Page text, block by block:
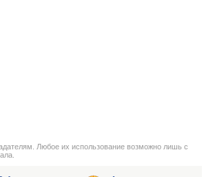
Любое их использование возможно лишь с